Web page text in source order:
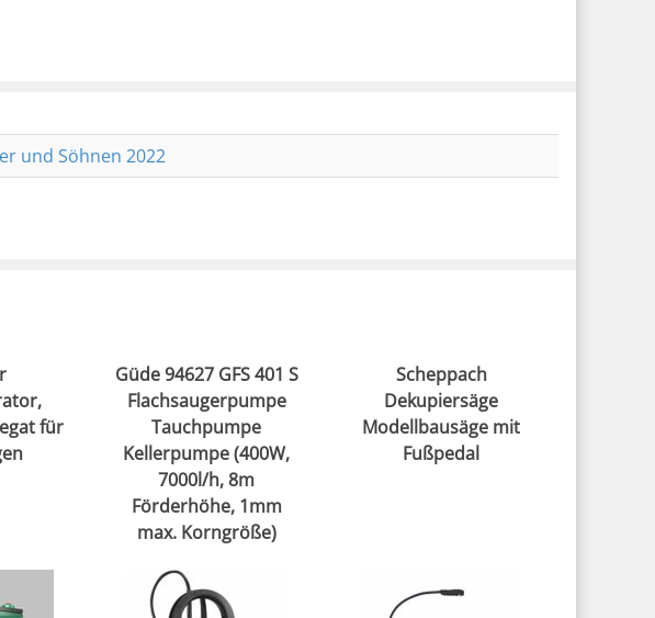
und Söhnen 2022
für
Güde 94627 GFS 401 S
Flachsaugerpumpe
Tauchpumpe
Kellerpumpe (400W,
7000l/h, 8m
Förderhöhe, 1mm
max. Korngröße)
Scheppach
Dekupiersäge
Modellbausäge mit
Fußpedal